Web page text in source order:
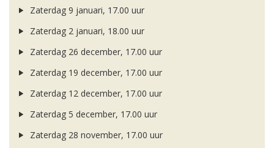
Zaterdag 9 januari, 17.00 uur
Zaterdag 2 januari, 18.00 uur
Zaterdag 26 december, 17.00 uur
Zaterdag 19 december, 17.00 uur
Zaterdag 12 december, 17.00 uur
Zaterdag 5 december, 17.00 uur
Zaterdag 28 november, 17.00 uur